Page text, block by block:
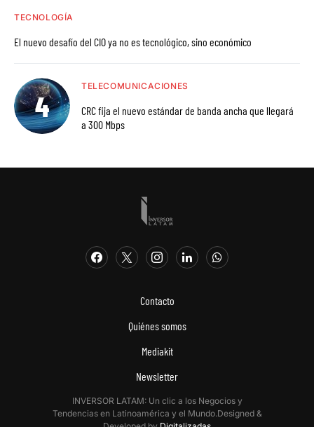
TECNOLOGÍA
El nuevo desafío del CIO ya no es tecnológico, sino económico
TELECOMUNICACIONES
CRC fija el nuevo estándar de banda ancha que llegará
a 300 Mbps
Contacto
Quiénes somos
Mediakit
Newsletter
INVERSOR LATAM: Un clic a los Negocios y
Tendencias en Latinoamérica y el Mundo.Designed &